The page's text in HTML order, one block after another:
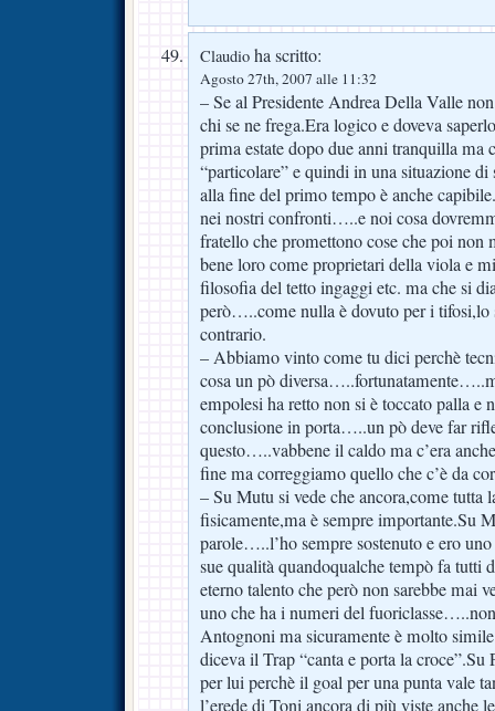
Claudio ha scritto:
Agosto 27th, 2007 alle 11:32
– Se al Presidente Andrea Della Valle
chi se ne frega.Era logico e doveva
prima estate dopo due anni tranquilla ma
“particolare” e quindi in una situazione di
alla fine del primo tempo è anche
nei nostri confronti…..e noi cosa
fratello che promettono cose che poi non
bene loro come proprietari della viola e
filosofia del tetto ingaggi etc. ma che si
però…..come nulla è dovuto per i tifosi,lo
contrario.
– Abbiamo vinto come tu dici perchè
cosa un pò
empolesi ha retto non si è toccato palla e
conclusione in porta…..un pò deve far
questo…..vabbene il caldo ma c’era
fine ma correggiamo quello che c’è da
– Su Mutu si vede che ancora,come tutta
fisicamente,ma è sempre importante.Su
parole…..l’ho sempre sostenuto e ero
sue qualità quandoqualche tempò fa tutti
eterno talento che però non sarebbe
uno che ha i numeri del
Antognoni ma sicuramente è molto
diceva il Trap “canta e porta la
per lui perchè il goal per una punta vale
l’erede di Toni ancora di più viste anche